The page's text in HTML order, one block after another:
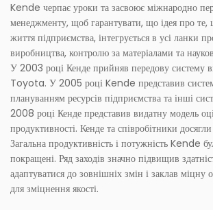
Kende черпає уроки та засвоює міжнародно
менеджменту, щоб гарантувати, що ідея про те,
життя підприємства, інтегрується в усі ланки
виробництва, контролю за матеріалами та
У 2003 році Кенде прийняв передову систему
Toyota. У 2005 році Kende представив
плануванням ресурсів підприємства та інші
2008 році Кенде представив видатну модель
продуктивності. Кенде та співробітники
Загальна продуктивність і потужність Kende
покращені. Ряд заходів значно підвищив
адаптуватися до зовнішніх змін і заклав
для зміцнення якості.